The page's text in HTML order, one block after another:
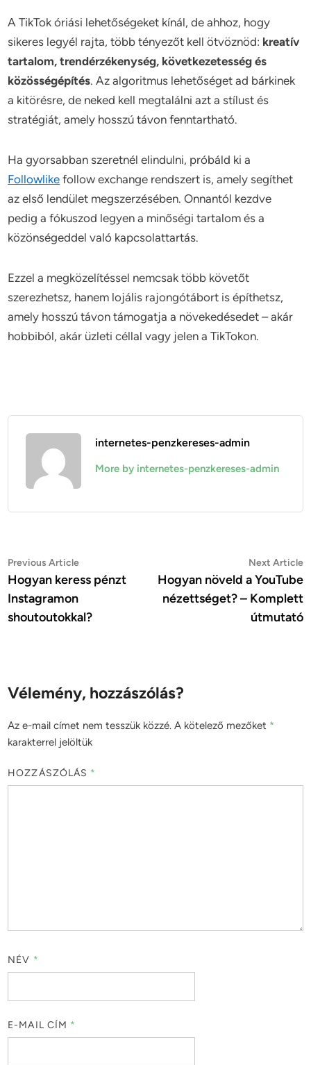
A TikTok óriási lehetőségeket kínál, de ahhoz, hogy
sikeres legyél rajta, több tényezőt kell ötvöznöd: kreatív
tartalom, trendérzékenység, következetesség és
közösségépítés. Az algoritmus lehetőséget ad bárkinek
a kitörésre, de neked kell megtalálni azt a stílust és
stratégiát, amely hosszú távon fenntartható.
Ha gyorsabban szeretnél elindulni, próbáld ki a
Followlike follow exchange rendszert is, amely segíthet
az első lendület megszerzésében. Onnantól kezdve
pedig a fókuszod legyen a minőségi tartalom és a
közönségeddel való kapcsolattartás.
Ezzel a megközelítéssel nemcsak több követőt
szerezhetsz, hanem lojális rajongótábort is építhetsz,
amely hosszú távon támogatja a növekedésedet – akár
hobbiból, akár üzleti céllal vagy jelen a TikTokon.
internetes-penzkereses-admin
More by internetes-penzkereses-admin
Bejegyzés
navigáció
Previous ArticlePrevious
article:
Hogyan keress pénzt
Instagramon
shoutoutokkal?
Next Article
Hogyan növeld a YouTube
nézettséget? – Komplett
útmutató
Vélemény, hozzászólás?
Az e-mail címet nem tesszük közzé. A kötelező mezőket *
karakterrel jelöltük
HOZZÁSZÓLÁS *
NÉV *
E-MAIL CÍM *